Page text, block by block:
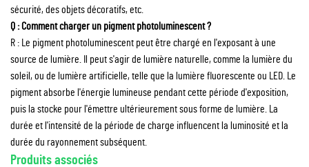
sécurité, des objets décoratifs, etc.
Q : Comment charger un pigment photoluminescent ?
R : Le pigment photoluminescent peut être chargé en l'exposant à une
source de lumière. Il peut s'agir de lumière naturelle, comme la lumière du
soleil, ou de lumière artificielle, telle que la lumière fluorescente ou LED. Le
pigment absorbe l'énergie lumineuse pendant cette période d'exposition,
puis la stocke pour l'émettre ultérieurement sous forme de lumière. La
durée et l'intensité de la période de charge influencent la luminosité et la
durée du rayonnement subséquent.
Produits associés